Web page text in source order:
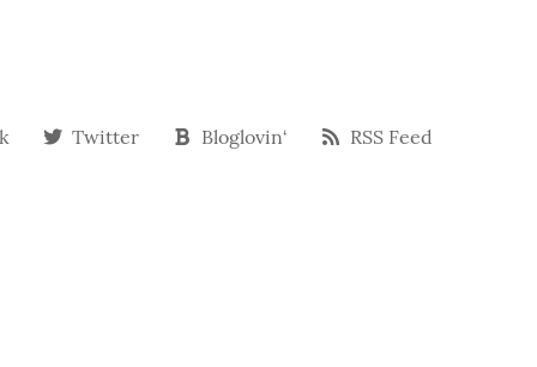
Twitter Bloglovin‘ RSS Feed